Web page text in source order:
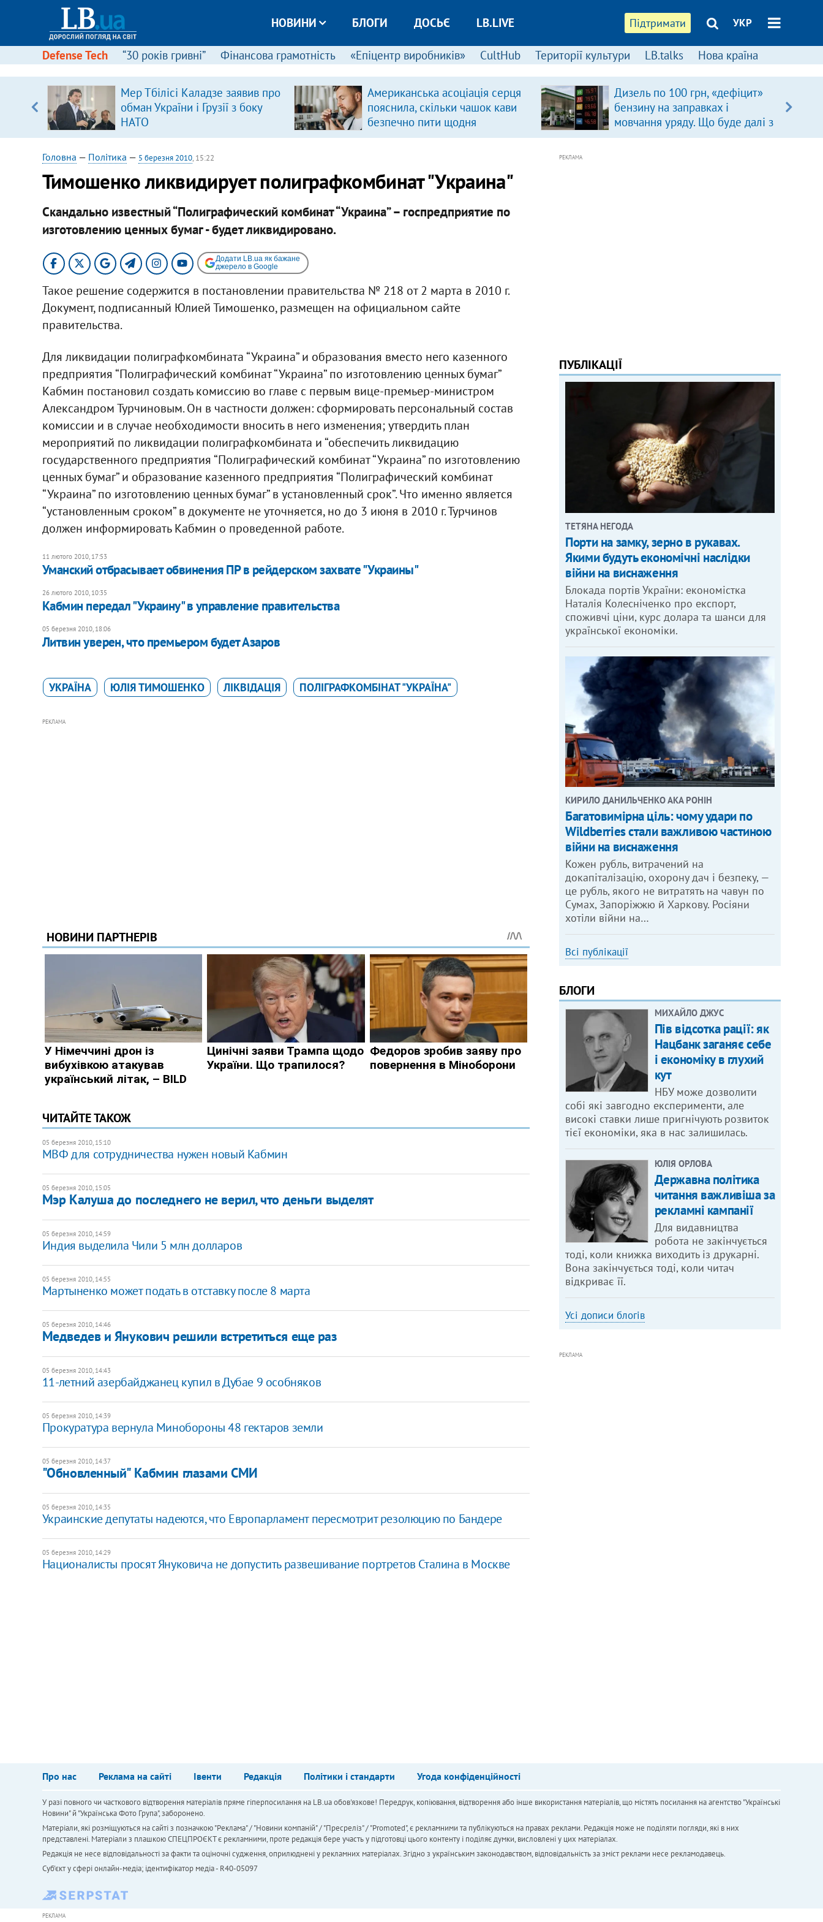
Підтримати УКР
НОВИНИ БЛОГИ ДОСЬЄ LB.LIVE
Defense Tech “30 років гривні” Фінансова грамотність «Епіцентр виробників» CultHub Території культури LB.talks Нова країна
Мер Тбілісі Каладзе заявив про
обман України і Грузії з боку
НАТО
Американська асоціація серця
пояснила, скільки чашок кави
безпечно пити щодня
Дизель по 100 грн, «дефіцит»
бензину на заправках і
мовчання уряду. Що буде далі з
цінами на пальне?
Головна — Політика — 5 березня 2010, 15:22
Тимошенко ликвидирует полиграфкомбинат "Украина"
Скандально известный “Полиграфический комбинат “Украина” – госпредприятие по
изготовлению ценных бумаг - будет ликвидировано.
Додати LB.ua як бажане
джерело в Google
Такое решение содержится в постановлении правительства № 218 от 2 марта в 2010 г.
Документ, подписанный Юлией Тимошенко, размещен на официальном сайте
правительства.
Для ликвидации полиграфкомбината “Украина” и образования вместо него казенного
предприятия “Полиграфический комбинат “Украина” по изготовлению ценных бумаг”
Кабмин постановил создать комиссию во главе с первым вице-премьер-министром
Александром Турчиновым. Он в частности должен: сформировать персональный состав
комиссии и в случае необходимости вносить в него изменения; утвердить план
мероприятий по ликвидации полиграфкомбината и “обеспечить ликвидацию
государственного предприятия “Полиграфический комбинат “Украина” по изготовлению
ценных бумаг” и образование казенного предприятия “Полиграфический комбинат
“Украина” по изготовлению ценных бумаг” в установленный срок”. Что именно является
“установленным сроком” в документе не уточняется, но до 3 июня в 2010 г. Турчинов
должен информировать Кабмин о проведенной работе.
11 лютого 2010, 17:53
Уманский отбрасывает обвинения ПР в рейдерском захвате "Украины"
26 лютого 2010, 10:35
Кабмин передал "Украину" в управление правительства
05 березня 2010, 18:06
Литвин уверен, что премьером будет Азаров
УКРАЇНА ЮЛІЯ ТИМОШЕНКО ЛІКВІДАЦІЯ ПОЛІГРАФКОМБІНАТ "УКРАЇНА"
РЕКЛАМА
ЧИТАЙТЕ ТАКОЖ
05 березня 2010, 15:10
МВФ для сотрудничества нужен новый Кабмин
05 березня 2010, 15:05
Мэр Калуша до последнего не верил, что деньги выделят
05 березня 2010, 14:59
Индия выделила Чили 5 млн долларов
05 березня 2010, 14:55
Мартыненко может подать в отставку после 8 марта
05 березня 2010, 14:46
Медведев и Янукович решили встретиться еще раз
05 березня 2010, 14:43
11-летний азербайджанец купил в Дубае 9 особняков
05 березня 2010, 14:39
Прокуратура вернула Минобороны 48 гектаров земли
05 березня 2010, 14:37
"Обновленный" Кабмин глазами СМИ
05 березня 2010, 14:35
Украинские депутаты надеются, что Европарламент пересмотрит резолюцию по Бандере
05 березня 2010, 14:29
Националисты просят Януковича не допустить развешивание портретов Сталина в Москве
РЕКЛАМА
ПУБЛІКАЦІЇ
ТЕТЯНА НЕГОДА
Порти на замку, зерно в рукавах.
Якими будуть економічні наслідки
війни на виснаження
Блокада портів України: економістка
Наталія Колесніченко про експорт,
споживчі ціни, курс долара та шанси для
української економіки.
КИРИЛО ДАНИЛЬЧЕНКО АКА РОНІН
Багатовимірна ціль: чому удари по
Wildberries стали важливою частиною
війни на виснаження
Кожен рубль, витрачений на
докапіталізацію, охорону дач і безпеку, —
це рубль, якого не витратять на чавун по
Сумах, Запоріжжю й Харкову. Росіяни
хотіли війни на…
Всі публікації
БЛОГИ
МИХАЙЛО ДЖУС
Пів відсотка рації: як
Нацбанк заганяє себе
і економіку в глухий
кут
НБУ може дозволити
собі які завгодно експерименти, але
високі ставки лише пригнічують розвиток
тієї економіки, яка в нас залишилась.
ЮЛІЯ ОРЛОВА
Державна політика
читання важливіша за
рекламні кампанії
Для видавництва
робота не закінчується
тоді, коли книжка виходить із друкарні.
Вона закінчується тоді, коли читач
відкриває її.
Усі дописи блогів
РЕКЛАМА
Про нас Реклама на сайті Івенти Редакція Політики і стандарти Угода конфіденційності
У разі повного чи часткового відтворення матеріалів пряме гіперпосилання на LB.ua обов'язкове! Передрук, копіювання, відтворення або інше використання матеріалів, що містять посилання на агентство "Українськi
Новини" й "Українська Фото Група", заборонено.
Матеріали, які розміщуються на сайті з позначкою "Реклама" / "Новини компаній" / "Пресреліз" / "Promoted", є рекламними та публікуються на правах реклами. Редакція може не поділяти погляди, які в них
представлені. Матеріали з плашкою СПЕЦПРОЄКТ є рекламними, проте редакція бере участь у підготовці цього контенту і поділяє думки, висловлені у цих матеріалах.
Редакція не несе відповідальності за факти та оціночні судження, оприлюднені у рекламних матеріалах. Згідно з українським законодавством, відповідальність за зміст реклами несе рекламодавець.
Cуб'єкт у сфері онлайн-медіа; ідентифікатор медіа - R40-05097
РЕКЛАМА